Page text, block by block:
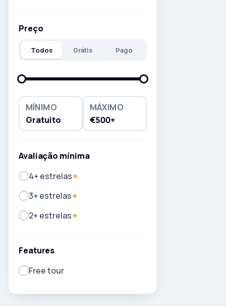
Preço
Todos Grátis Pago
MÍNIMO
Gratuito
MÁXIMO
€500+
Avaliação mínima
4+ estrelas★
3+ estrelas★
2+ estrelas★
Features
Free tour